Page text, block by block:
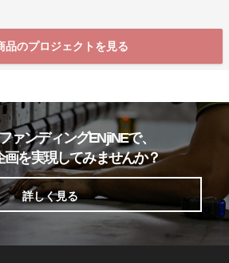
品のプロジェクトを見る
ァンディングENjiNEで、
画を実現してみませんか？
詳しく見る